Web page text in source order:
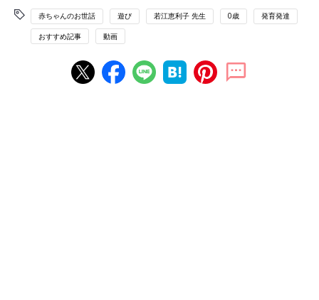
赤ちゃんのお世話 遊び 若江恵利子 先生 0歳 発育発達
おすすめ記事 動画